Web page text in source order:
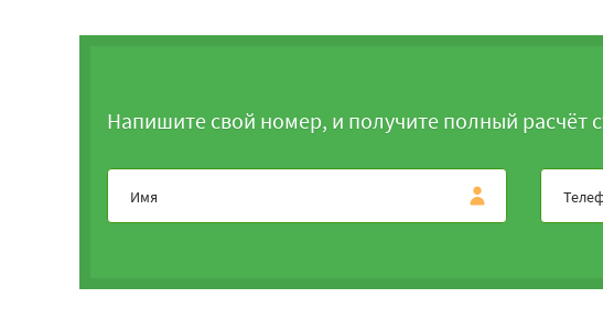
Напишите свой номер, и получите полный расчёт